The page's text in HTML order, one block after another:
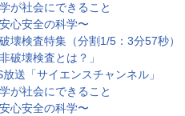
が社会にできること
心安全の科学〜
壊検査特集（分割1/5：3分57秒）
非破壊検査とは？」
放送「サイエンスチャンネル」
が社会にできること
心安全の科学〜